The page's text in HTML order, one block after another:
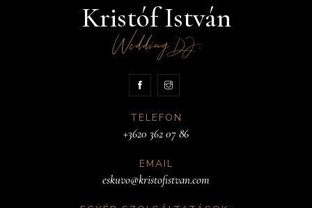
Kristóf István
WeddingDJ.
TELEFON
+3620 362 07 86
EMAIL
eskuvo@kristofistvan.com